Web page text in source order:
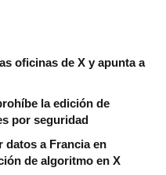
oficinas de X y apunta a
la edición de
por seguridad
datos a Francia en
de algoritmo en X